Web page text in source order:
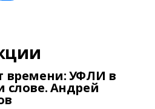
времени: УФЛИ в
слове. Андрей